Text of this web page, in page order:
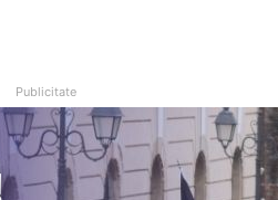
Publicitate